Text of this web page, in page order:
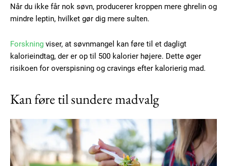
Når du ikke får nok søvn, producerer kroppen mere ghrelin og
mindre leptin, hvilket gør dig mere sulten.
Forskning viser, at søvnmangel kan føre til et dagligt
kalorieindtag, der er op til 500 kalorier højere. Dette øger
risikoen for overspisning og cravings efter kalorierig mad.
Kan føre til sundere madvalg